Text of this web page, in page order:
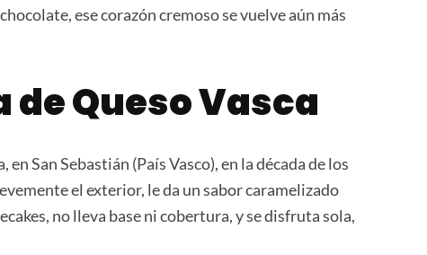
ese corazón cremoso se vuelve aún más
de Queso Vasca
en San Sebastián (País Vasco), en la década de los
el exterior, le da un sabor caramelizado
no lleva base ni cobertura, y se disfruta sola,